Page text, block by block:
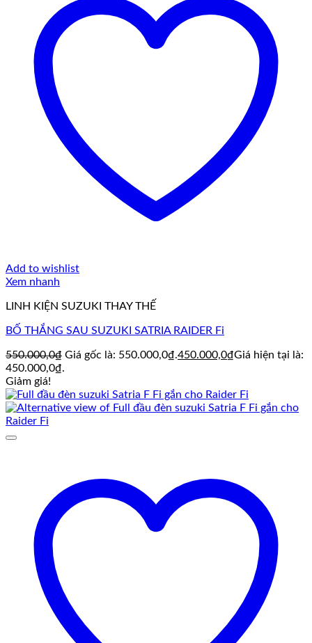
Add to wishlist
Xem nhanh
LINH KIỆN SUZUKI THAY THẾ
BỐ THẮNG SAU SUZUKI SATRIA RAIDER Fi
550.000,0₫ Giá gốc là: 550.000,0₫.450.000,0₫Giá hiện tại là:
450.000,0₫.
Giảm giá!